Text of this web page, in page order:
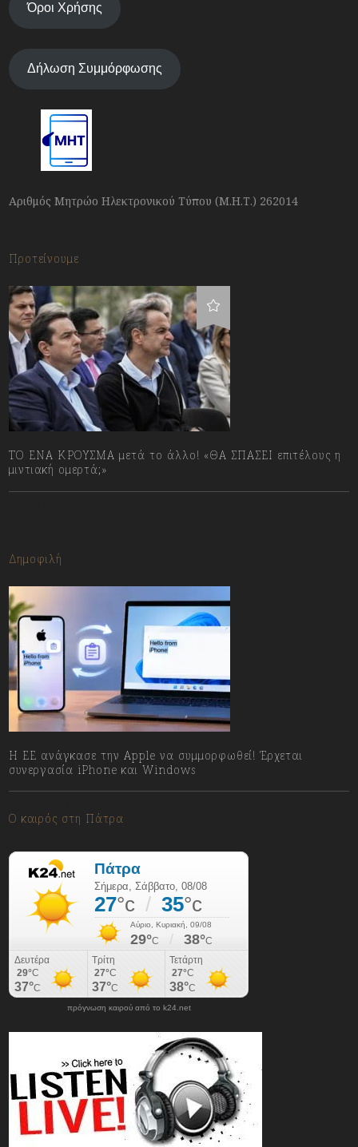
Όροι Χρήσης
Δήλωση Συμμόρφωσης
Αριθμός Μητρώο Ηλεκτρονικού Τύπου (Μ.Η.Τ.) 262014
Προτείνουμε
ΤΟ ΕΝΑ ΚΡΟΥΣΜΑ μετά το άλλο! «ΘΑ ΣΠΑΣΕΙ επιτέλους η
μιντιακή ομερτά;»
Δημοφιλή
H ΕΕ ανάγκασε την Apple να συμμορφωθεί! Έρχεται
συνεργασία iPhone και Windows
Ο καιρός στη Πάτρα
πρόγνωση καιρού από το k24.net